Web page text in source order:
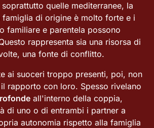
quelle mediterranee, la
famiglia di origine è molto forte e i
familiare e parentela possono
rappresenta sia una risorsa di
una fonte di conflitto.
ai suoceri troppo presenti, poi, non
rapporto con loro. Spesso rivelano
all'interno della coppia,
di uno o di entrambi i partner a
autonomia rispetto alla famiglia